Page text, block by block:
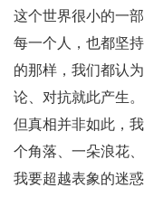
这个世界很小的一
每一个人，也都坚
的那样，我们都认
论、对抗就此产生。
但真相并非如此，
个角落、一朵浪花
我要超越表象的迷